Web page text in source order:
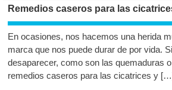
Remedios caseros para las
En ocasiones, nos hacemos una herida
marca que nos puede durar de por vida.
desaparecer, como son las quemaduras
remedios caseros para las cicatrices y